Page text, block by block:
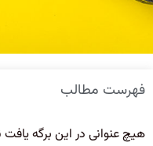
فهرست مطالب
هیچ عنوانی در این برگه